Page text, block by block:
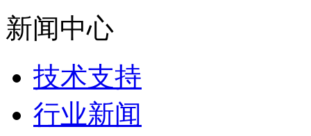
新闻中心
技术支持
行业新闻